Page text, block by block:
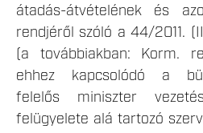
átadás-átvételének és
rendjéről szóló a 44/2011.
(a továbbiakban: Korm.
ehhez kapcsolódó a
felelős miniszter
felügyelete alá tartozó